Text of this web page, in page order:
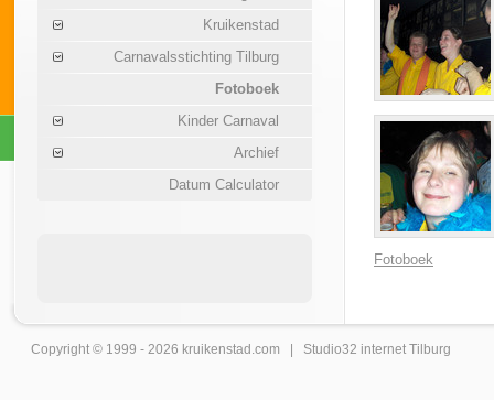
Kruikenstad
Carnavalsstichting Tilburg
Fotoboek
Kinder Carnaval
Archief
Datum Calculator
Fotoboek
Copyright © 1999 - 2026 kruikenstad .com | Studio32 internet Tilburg